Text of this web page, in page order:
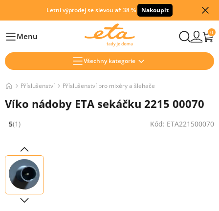
Letní výprodej se slevou až 38 % Nakoupit
HlavníMenu 0
Všechny kategorie
Příslušenství Příslušenství pro mixéry a šlehače
Víko nádoby ETA sekáčku 2215 00070
Hodnocení: 5 z 5 (1 recenzí)
5(1) Kód: ETA221500070